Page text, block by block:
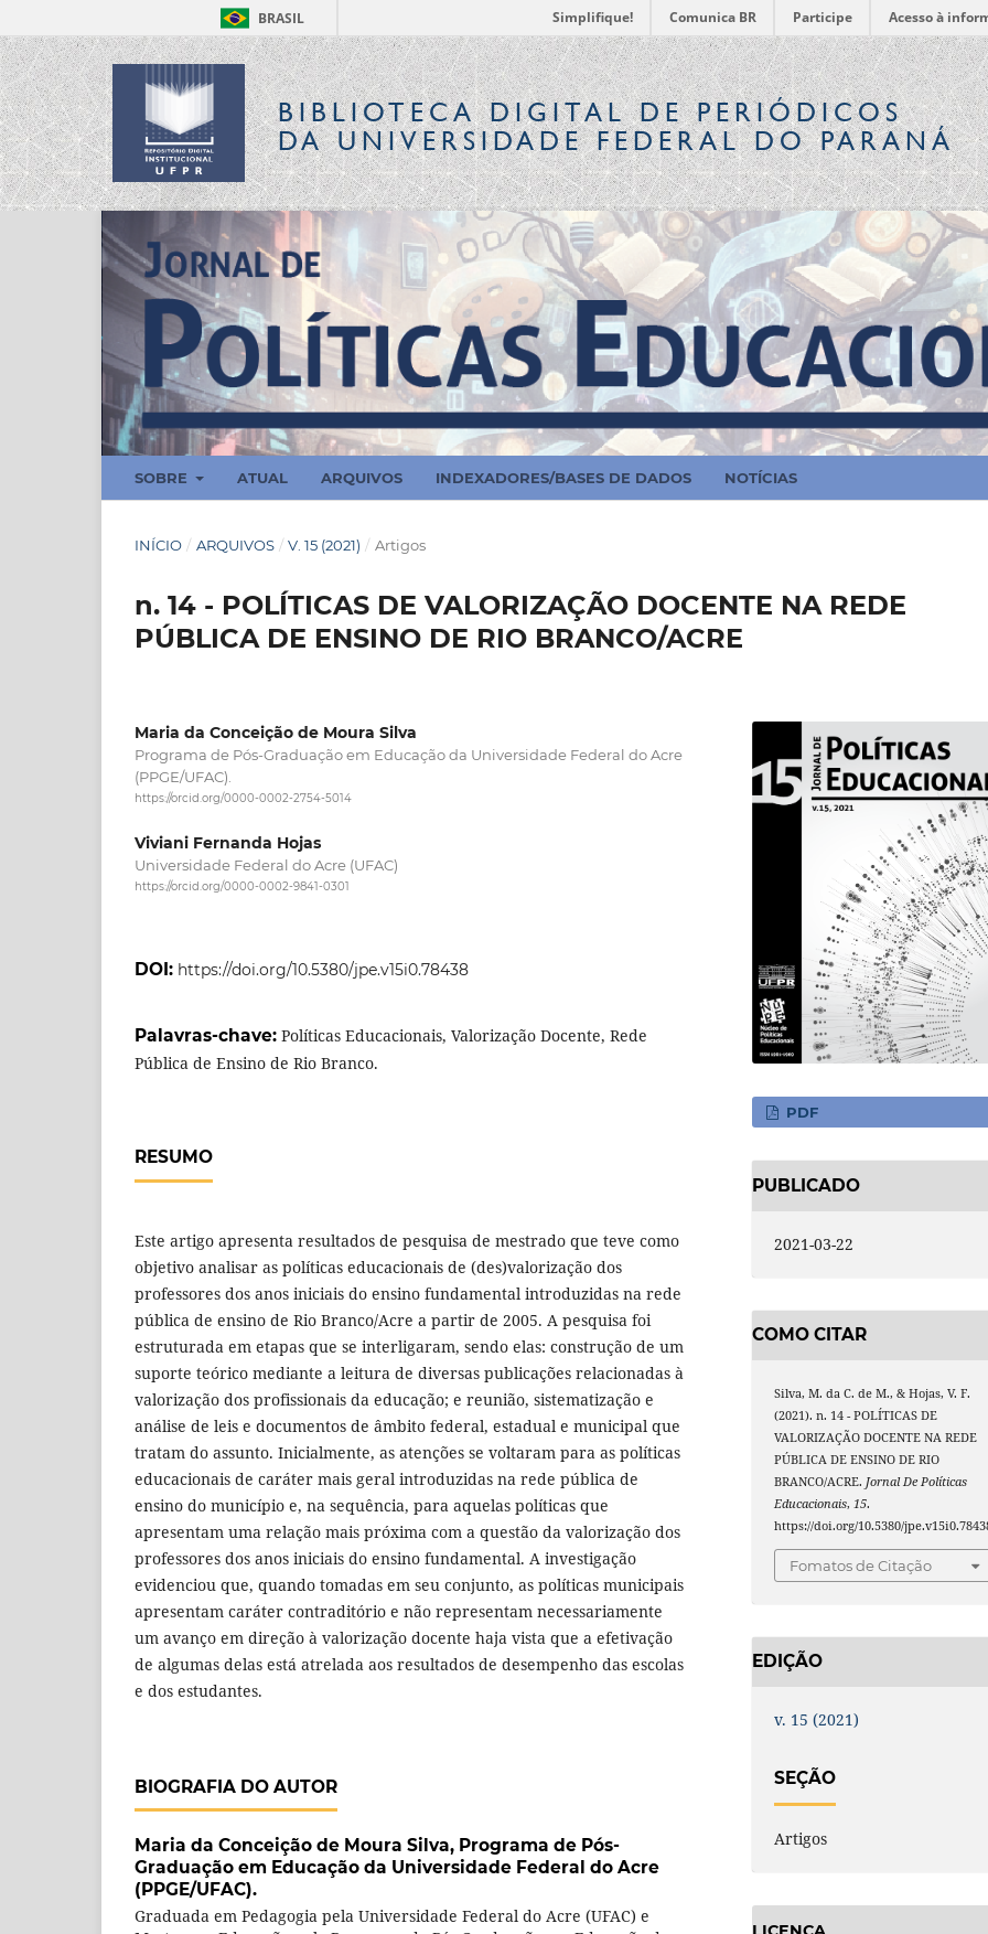
BRASIL Simplifique! Comunica BR Participe Acesso à
BIBLIOTECA DIGITALDE PERIÓDICOS
DA UNIVERSIDADE FEDERAL DO PARANÁ
SOBRE ATUAL ARQUIVOS INDEXADORES/BASES DE DADOS NOTÍCIAS
INÍCIO / ARQUIVOS / V. 15 (2021) / Artigos
n. 14 - POLÍTICAS DE VALORIZAÇÃO DOCENTE NA REDE
PÚBLICA DE ENSINO DE RIO BRANCO/ACRE
Maria da Conceição de Moura Silva
Programa de Pós-Graduação em Educação da Universidade Federal do Acre
(PPGE/UFAC).
https://orcid.org/0000-0002-2754-5014
Viviani Fernanda Hojas
Universidade Federal do Acre (UFAC)
https://orcid.org/0000-0002-9841-0301
DOI: https://doi.org/10.5380/jpe.v15i0.78438
Palavras-chave: Políticas Educacionais, Valorização Docente, Rede
Pública de Ensino de Rio Branco.
RESUMO
Este artigo apresenta resultados de pesquisa de mestrado que teve como
objetivo analisar as políticas educacionais de (des)valorização dos
professores dos anos iniciais do ensino fundamental introduzidas na rede
pública de ensino de Rio Branco/Acre a partir de 2005. A pesquisa foi
estruturada em etapas que se interligaram, sendo elas: construção de um
suporte teórico mediante a leitura de diversas publicações relacionadas à
valorização dos profissionais da educação; e reunião, sistematização e
análise de leis e documentos de âmbito federal, estadual e municipal que
tratam do assunto. Inicialmente, as atenções se voltaram para as políticas
educacionais de caráter mais geral introduzidas na rede pública de
ensino do município e, na sequência, para aquelas políticas que
apresentam uma relação mais próxima com a questão da valorização dos
professores dos anos iniciais do ensino fundamental. A investigação
evidenciou que, quando tomadas em seu conjunto, as políticas municipais
apresentam caráter contraditório e não representam necessariamente
um avanço em direção à valorização docente haja vista que a efetivação
de algumas delas está atrelada aos resultados de desempenho das escolas
e dos estudantes.
BIOGRAFIA DO AUTOR
Maria da Conceição de Moura Silva, Programa de Pós-
Graduação em Educação da Universidade Federal do Acre
(PPGE/UFAC).
Graduada em Pedagogia pela Universidade Federal do Acre (UFAC) e
PDF
PUBLICADO
2021-03-22
COMO CITAR
Silva, M. da C. de M., & Hojas, V. F.
(2021). n. 14 - POLÍTICAS DE
VALORIZAÇÃO DOCENTE NA REDE
PÚBLICA DE ENSINO DE RIO
BRANCO/ACRE.Jornal De Políticas
Educacionais,15.
https://doi.org/10.5380/
Fomatos de Citação
EDIÇÃO
v. 15 (2021)
SEÇÃO
Artigos